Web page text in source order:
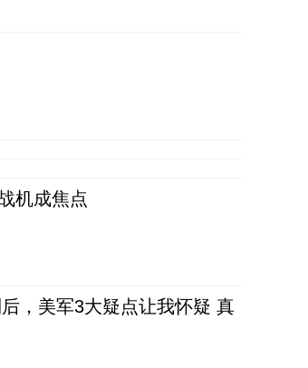
机成焦点
，美军3大疑点让我怀疑 真